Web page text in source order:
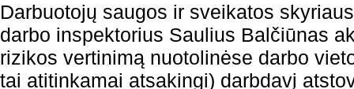
Darbuotojų saugos ir sveikatos
darbo inspektorius Saulius Balčiūnas
rizikos vertinimą nuotolinėse darbo
tai atitinkamai atsakingi) darbdavį